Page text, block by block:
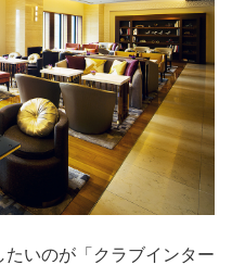
いのが「クラブインター